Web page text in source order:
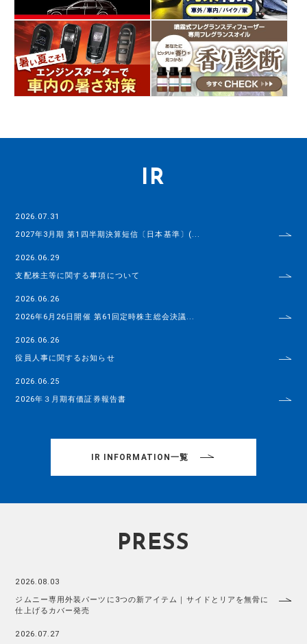
IR
2026.07.31
2027年3月期 第1四半期決算短信〔日本基準〕(...
2026.06.29
支配株主等に関する事項について
2026.06.26
2026年6月26日開催 第61回定時株主総会決議...
2026.06.26
役員人事に関するお知らせ
2026.06.25
2026年３月期有価証券報告書
IR INFORMATION一覧
PRESS
2026.08.03
ジムニー専用外装パーツに3つの新アイテム｜サイドとリアを無骨に
仕上げるカバー発売
2026.07.27